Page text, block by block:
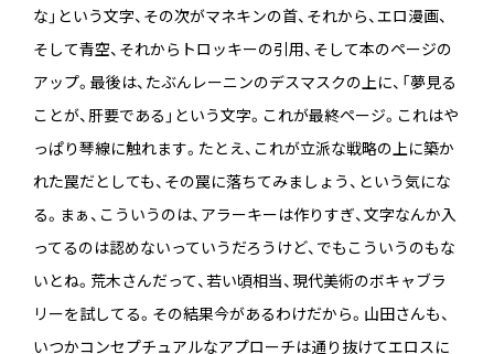
な」という文字、その次がマネキンの首、それから、エロ漫画、
そして青空、それからトロッキーの引用、そして本のページの
アップ。最後は、たぶんレーニンのデスマスクの上に、「夢見る
ことが、肝要である」という文字。これが最終ページ。これはや
っぱり琴線に触れます。たとえ、これが立派な戦略の上に築か
れた罠だとしても、その罠に落ちてみましょう、という気にな
る。まぁ、こういうのは、アラーキーは作りすぎ、文字なんか入
ってるのは認めないっていうだろうけど、でもこういうのもな
いとね。荒木さんだって、若い頃相当、現代美術のボキャブラ
リーを試してる。その結果今があるわけだから。山田さんも、
いつかコンセプチュアルなアプローチは通り抜けてエロスに